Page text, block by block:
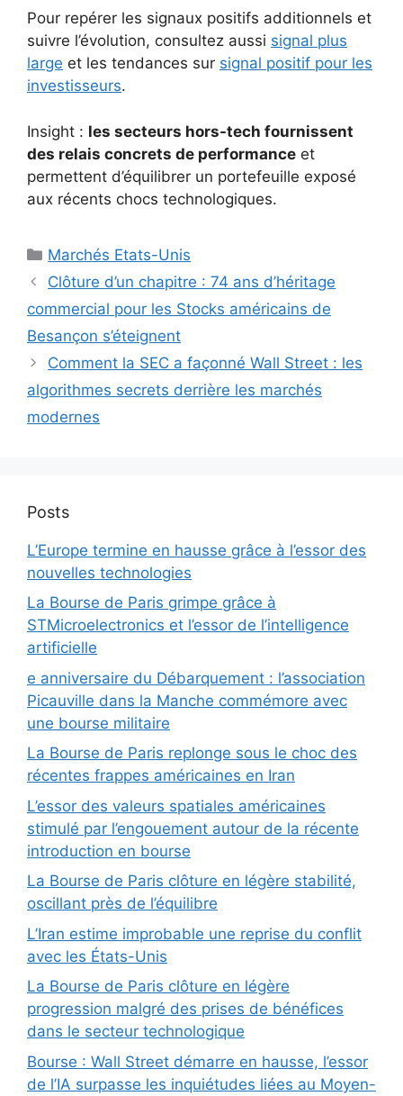
Pour repérer les signaux positifs additionnels et
suivre l’évolution, consultez aussi signal plus
large et les tendances sur signal positif pour les
investisseurs.
Insight : les secteurs hors-tech fournissent
des relais concrets de performance et
permettent d’équilibrer un portefeuille exposé
aux récents chocs technologiques.
Catégories
Marchés Etats-Unis
Clôture d’un chapitre : 74 ans d’héritage
commercial pour les Stocks américains de
Besançon s’éteignent
Comment la SEC a façonné Wall Street : les
algorithmes secrets derrière les marchés
modernes
Posts
L’Europe termine en hausse grâce à l’essor des
nouvelles technologies
La Bourse de Paris grimpe grâce à
STMicroelectronics et l’essor de l’intelligence
artificielle
e anniversaire du Débarquement : l’association
Picauville dans la Manche commémore avec
une bourse militaire
La Bourse de Paris replonge sous le choc des
récentes frappes américaines en Iran
L’essor des valeurs spatiales américaines
stimulé par l’engouement autour de la récente
introduction en bourse
La Bourse de Paris clôture en légère stabilité,
oscillant près de l’équilibre
L’Iran estime improbable une reprise du conflit
avec les États-Unis
La Bourse de Paris clôture en légère
progression malgré des prises de bénéfices
dans le secteur technologique
Bourse : Wall Street démarre en hausse, l’essor
de l’IA surpasse les inquiétudes liées au Moyen-